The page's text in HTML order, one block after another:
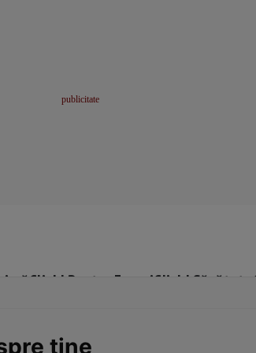
Click! Pentru FemeiClick! Sănătate
tine